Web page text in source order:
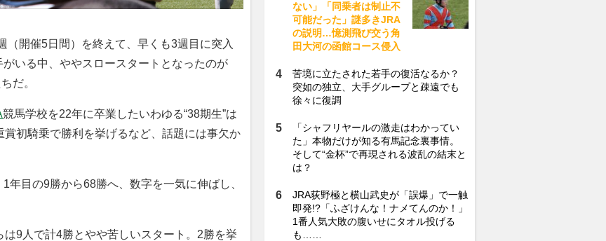
開催5日間）を終えて、早くも3週目に突入
いる中、ややスロースタートとなったのが
だ。
競馬学校を22年に卒業したいわゆる“38期生”は
初騎乗で勝利を挙げるなど、話題には事欠か
目の9勝から68勝へ、数字を一気に伸ばし、
9人で計4勝とやや苦しいスタート。2勝を挙
ない」「同乗者は制止不
可能だった」謎多きJRA
の説明…憶測飛び交う角
田大河の函館コース侵入
苦境に立たされた若手の復活なるか？
突如の独立、大手グループと疎遠でも
徐々に復調
「シャフリヤールの激走はわかってい
た」本物だけが知る有馬記念裏事情。
そして“金杯”で再現される波乱の結末と
は？
JRA荻野極と横山武史が「誤爆」で一触
即発!?「ふざけんな！ナメてんのか！」
1番人気大敗の腹いせにタオル投げる
も……